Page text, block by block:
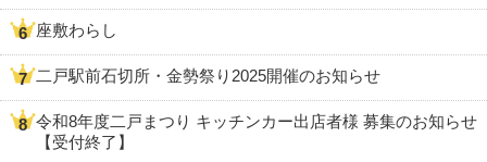
座敷わらし
二戸駅前石切所・金勢祭り2025開催のお知らせ
令和8年度二戸まつり キッチンカー出店者様 募集のお知らせ
【受付終了】